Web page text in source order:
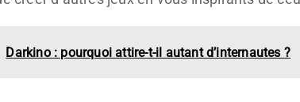
Darkino : pourquoi attire-t-il autant d’internautes ?